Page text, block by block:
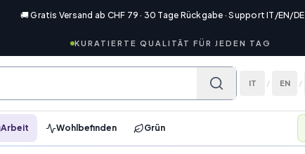
🚚 Gratis Versand ab CHF 79 · 30 Tage Rückgabe · Support IT/EN/DE
KURATIERTE QUALITÄT FÜR JEDEN TAG
IT / EN /
Arbeit Wohlbefinden Grün